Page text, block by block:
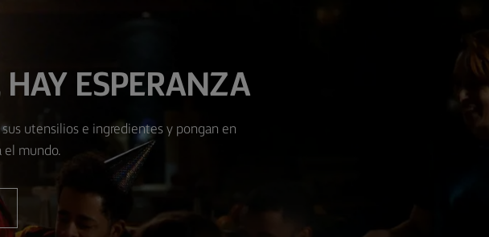
HAY ESPERANZA
utensilios e ingredientes y pongan en
el mundo.